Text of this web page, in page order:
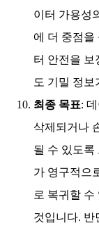
이터 가용성
에 더 중점을
터 안전을 보
도 기밀 정보
최종 목표:
삭제되거나
될 수 있도록
가 영구적으
로 복귀할
것입니다. 반